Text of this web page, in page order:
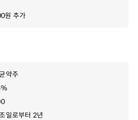
약주
일로부터 2년
원 추가